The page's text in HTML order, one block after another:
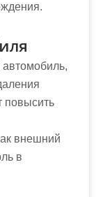
повысить
внешний
в